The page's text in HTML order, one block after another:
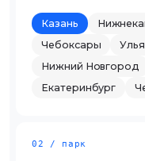
Казань
Чебоксары
Нижний Новгород
Екатеринбург
02 / парк